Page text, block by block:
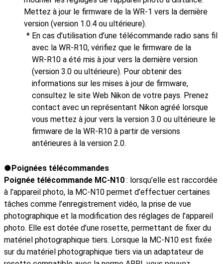
Mettez à jour le firmware de la WR‑1 vers la dernière
version (version 1.0.4 ou ultérieure).
En cas d’utilisation d’une télécommande radio sans fil
avec la WR‑R10, vérifiez que le firmware de la
WR‑R10 a été mis à jour vers la dernière version
(version 3.0 ou ultérieure). Pour obtenir des
informations sur les mises à jour de firmware,
consultez le site Web Nikon de votre pays. Prenez
contact avec un représentant Nikon agréé lorsque
vous mettez à jour vers la version 3.0 ou ultérieure le
firmware de la WR‑R10 à partir de versions
antérieures à la version 2.0.
Poignées télécommandes
Poignée télécommande MC-N10 : lorsqu’elle est raccordée
à l’appareil photo, la MC-N10 permet d’effectuer certaines
tâches comme l’enregistrement vidéo, la prise de vue
photographique et la modification des réglages de l’appareil
photo. Elle est dotée d’une rosette, permettant de fixer du
matériel photographique tiers. Lorsque la MC-N10 est fixée
sur du matériel photographique tiers via un adaptateur de